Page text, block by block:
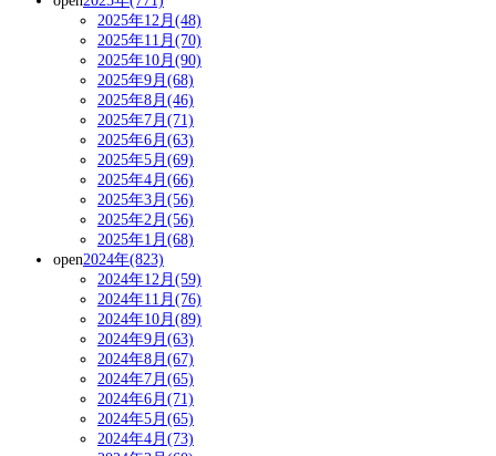
2025年12月(48)
2025年11月(70)
2025年10月(90)
2025年9月(68)
2025年8月(46)
2025年7月(71)
2025年6月(63)
2025年5月(69)
2025年4月(66)
2025年3月(56)
2025年2月(56)
2025年1月(68)
open2024年(823)
2024年12月(59)
2024年11月(76)
2024年10月(89)
2024年9月(63)
2024年8月(67)
2024年7月(65)
2024年6月(71)
2024年5月(65)
2024年4月(73)